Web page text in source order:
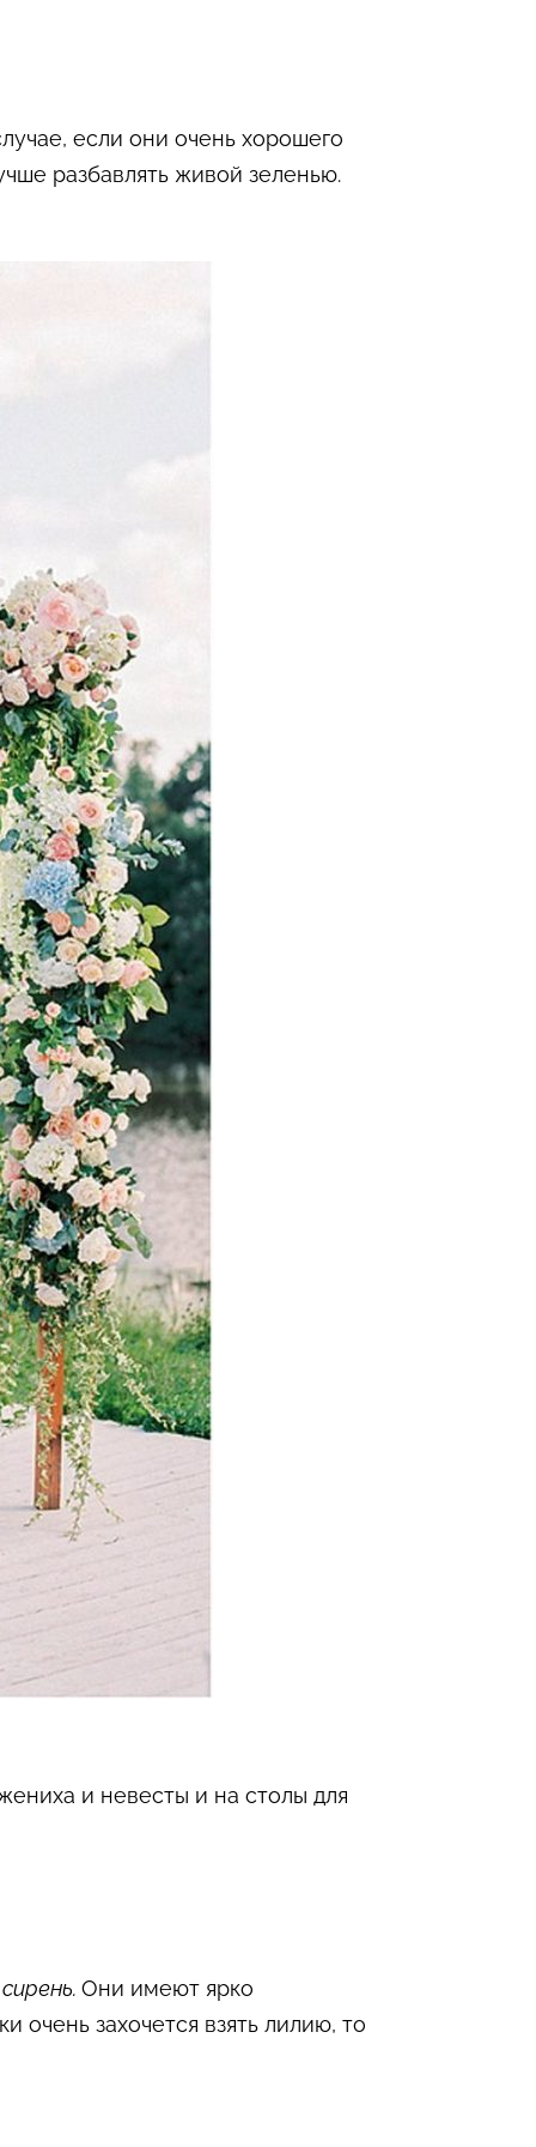
если они очень хорошего
разбавлять живой зеленью.
и невесты и на столы для
Они имеют ярко
очень захочется взять лилию, то